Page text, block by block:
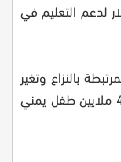
5 ملايين دولار لدعم التعليم في
بالنزاع وتغير
المناخ والنزوح القسري أدت إلى وجود 4.5 ملايين طفل يمني